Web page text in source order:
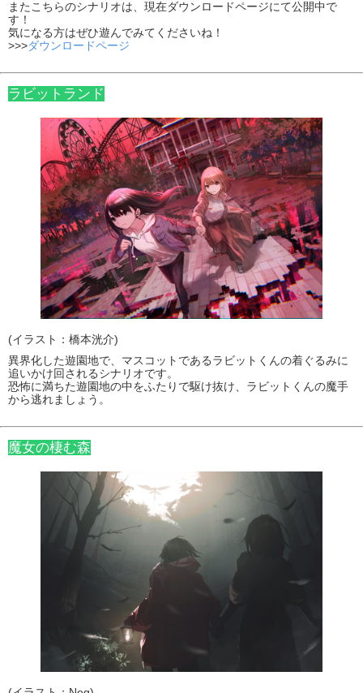
またこちらのシナリオは、現在ダウンロードページにて公開中で
す！
気になる方はぜひ遊んでみてくださいね！
>>>ダウンロードページ
ラビットランド
(イラスト：橋本洸介)
異界化した遊園地で、マスコットであるラビットくんの着ぐるみに
追いかけ回されるシナリオです。
恐怖に満ちた遊園地の中をふたりで駆け抜け、ラビットくんの魔手
から逃れましょう。
魔女の棲む森